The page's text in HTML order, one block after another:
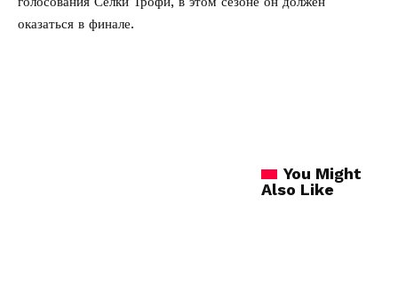
оказаться в финале.
You Might
Also Like